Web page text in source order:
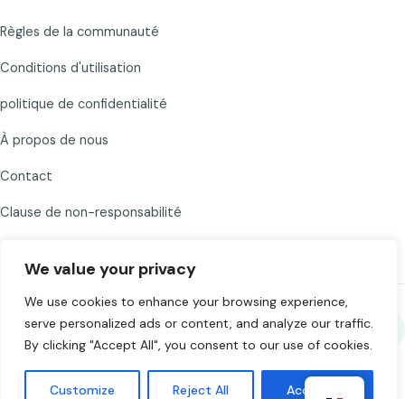
We value your privacy
We use cookies to enhance your browsing experience,
serve personalized ads or content, and analyze our traffic.
By clicking "Accept All", you consent to our use of cookies.
Customize Reject All Accept All
Règles de la communauté
Conditions d'utilisation
politique de confidentialité
À propos de nous
Contact
Clause de non-responsabilité
Partagez Chat to Strangers
©2026Chat to Strangers — Conçu avec
. Discutez de manière
responsable. 18+.